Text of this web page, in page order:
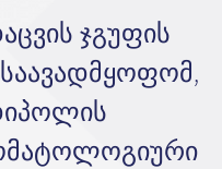
ჯგუფის